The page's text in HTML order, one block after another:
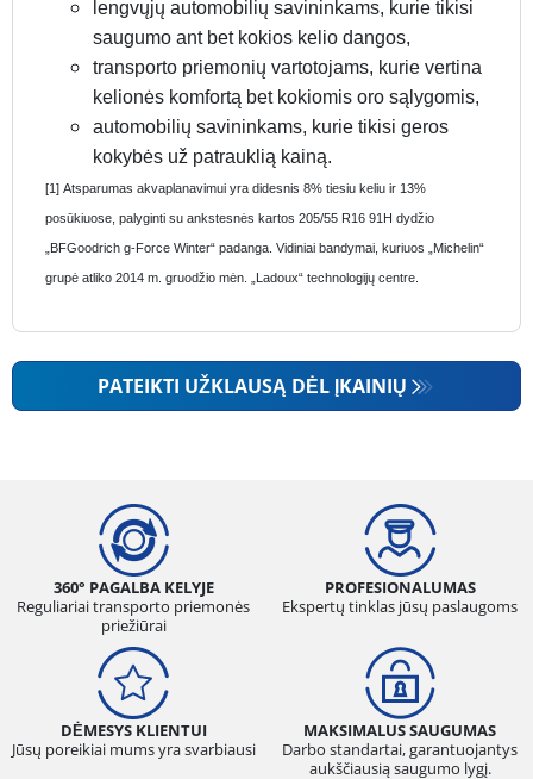
lengvųjų automobilių savininkams, kurie tikisi
saugumo ant bet kokios kelio dangos,
transporto priemonių vartotojams, kurie vertina
kelionės komfortą bet kokiomis oro sąlygomis,
automobilių savininkams, kurie tikisi geros
kokybės už patrauklią kainą.
[1] Atsparumas akvaplanavimui yra didesnis 8% tiesiu keliu ir 13%
posūkiuose, palyginti su ankstesnės kartos 205/55 R16 91H dydžio
„BFGoodrich g-Force Winter“ padanga. Vidiniai bandymai, kuriuos „Michelin“
grupė atliko 2014 m. gruodžio mėn. „Ladoux“ technologijų centre.
PATEIKTI UŽKLAUSĄ DĖL ĮKAINIŲ
360° PAGALBA KELYJE
Reguliariai transporto priemonės
priežiūrai
PROFESIONALUMAS
Ekspertų tinklas jūsų paslaugoms
DĖMESYS KLIENTUI
Jūsų poreikiai mums yra svarbiausi
MAKSIMALUS SAUGUMAS
Darbo standartai, garantuojantys
aukščiausią saugumo lygį.